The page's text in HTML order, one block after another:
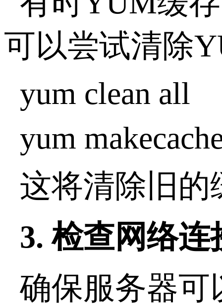
可以尝试清除
yum clean all
yum
这将清除旧的
3. 检查网络连
确保服务器可